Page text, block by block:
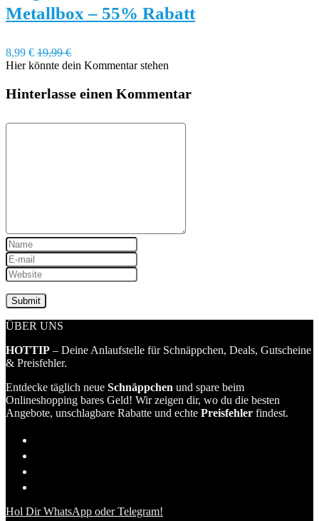
Metallbox – 55% Rabatt
8,99 € 19,99 €
Hier könnte dein Kommentar stehen
Hinterlasse einen Kommentar
ÜBER UNS
HOTTIP – Deine Anlaufstelle für Schnäppchen, Deals, Gutscheine
& Preisfehler.
Entdecke täglich neue Schnäppchen und spare beim
Onlineshopping bares Geld! Wir zeigen dir, wo du die besten
Angebote, unschlagbare Rabatte und echte Preisfehler findest.
Hol Dir WhatsApp oder Telegram!